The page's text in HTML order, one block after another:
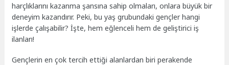
harçlıklarını kazanma şansına sahip olmaları, onlara büyük bir
deneyim kazandırır. Peki, bu yaş grubundaki gençler hangi
işlerde çalışabilir? İşte, hem eğlenceli hem de geliştirici iş
ilanları!
Gençlerin en çok tercih ettiği alanlardan biri perakende